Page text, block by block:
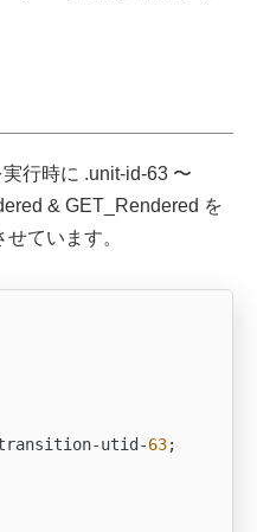
行時に .unit-id-63 〜
& GET_Rendered を
ています。
utid-63;